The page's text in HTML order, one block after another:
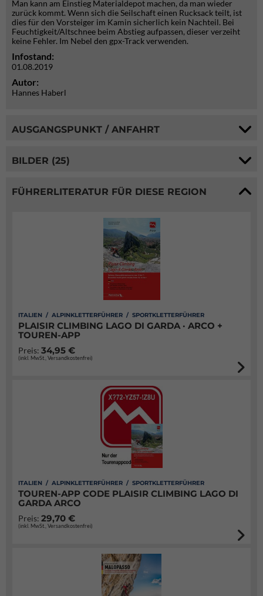
Man kann am Einstieg Materialdepot machen, da man wieder
zurück kommt. Wenn sich die Seilschaft einen Rucksack teilt, ist
dies für den Vorsteiger im Kamin sicherlich kein Nachteil. Bei
Feuchtigkeit/Altschnee beim Abstieg aufpassen, dieser verzeiht
keine Fehler. Im Nebel den gpx-Track verwenden.
Infostand:
01.08.2019
Autor:
Hannes Haberl
AUSGANGSPUNKT / ANFAHRT
BILDER (25)
FÜHRERLITERATUR FÜR DIESE REGION
ITALIEN / ALPINKLETTERFÜHRER / SPORTKLETTERFÜHRER
PLAISIR CLIMBING LAGO DI GARDA · ARCO +
TOUREN-APP
Preis: 34,95 €
(inkl. MwSt., Versandkostenfrei)
ITALIEN / ALPINKLETTERFÜHRER / SPORTKLETTERFÜHRER
TOUREN-APP CODE PLAISIR CLIMBING LAGO DI
GARDA ARCO
Preis: 29,70 €
(inkl. MwSt., Versandkostenfrei)